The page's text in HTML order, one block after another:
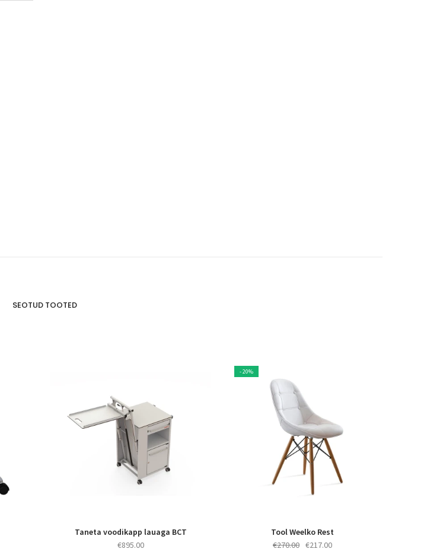
SEOTUD TOOTED
Taneta voodikapp lauaga BCT
€895.00
- 20%
Tool Weelko Rest
€270.00 Algne
€217.00Praegune